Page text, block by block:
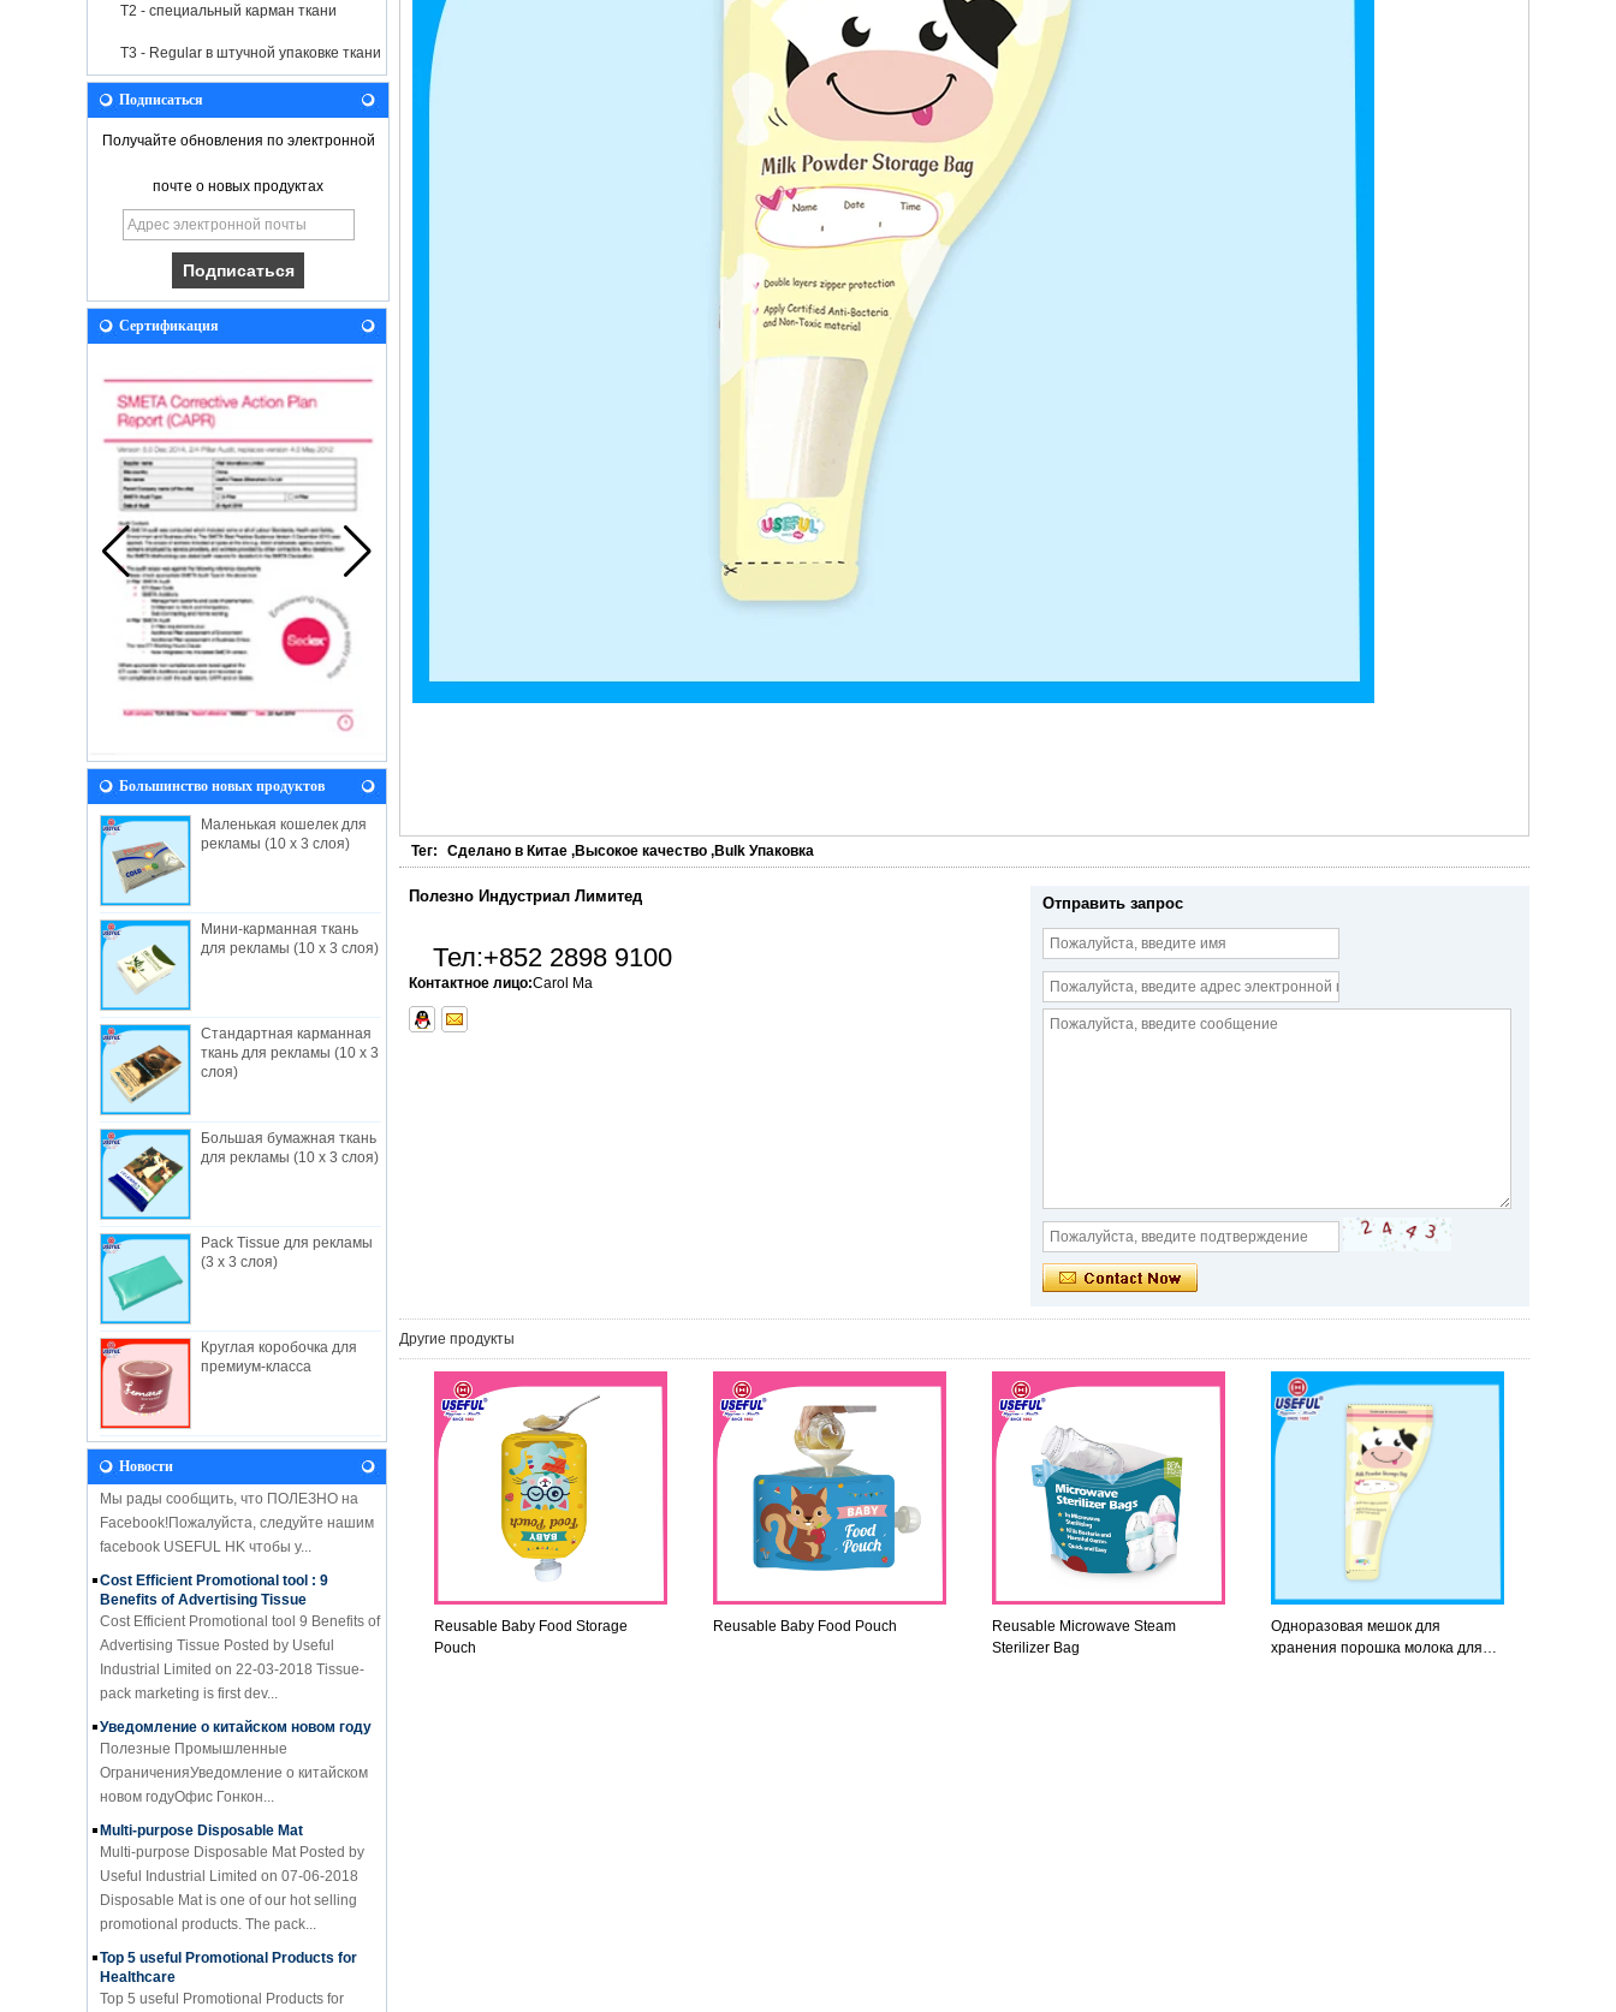
упаковке
T2 - специальный карман ткани
T3 - Regular в штучной упаковке ткани
Подписаться
Получайте обновления по электронной
почте о новых продуктах
Сертификация
Большинство новых продуктов
Маленькая кошелек для
рекламы (10 x 3 слоя)
Мини-карманная ткань
для рекламы (10 x 3 слоя)
Стандартная карманная
ткань для рекламы (10 x 3
слоя)
Большая бумажная ткань
для рекламы (10 x 3 слоя)
Pack Tissue для рекламы
(3 x 3 слоя)
Круглая коробочка для
премиум-класса
Новости
О нас
Полезные промышленные ограничения,
создан в 1982, — Гонконгский завод-
изготовитель,...
НОВОСТИ
Давайте приедем к нам во время Baby
Fair 2018! Мы будем рады видеть вас
там! Выставка прод...
Видение
В будущем полезно будет продолжать
разработку принципов и ценностей,
вытекающих ...
Полезный Facebook
Мы рады сообщить, что ПОЛЕЗНО на
Facebook!Пожалуйста, следуйте нашим
facebook USEFUL HK чтобы у...
Cost Efficient Promotional tool : 9
Benefits of Advertising Tissue
Cost Efficient Promotional tool 9 Benefits of
Advertising Tissue Posted by Useful
Industrial Limited on 22-03-2018 Tissue-
pack marketing is first dev...
Уведомление о китайском новом году
Полезные Промышленные
ОграниченияУведомление о китайском
новом годуОфис Гонкон...
Multi-purpose Disposable Mat
Multi-purpose Disposable Mat Posted by
Useful Industrial Limited on 07-06-2018
Disposable Mat is one of our hot selling
promotional products. The pack...
Top 5 useful Promotional Products for
Healthcare
Top 5 useful Promotional Products for
Healthcare Posted by Useful Industrial
Тег: Сделано в Китае ,Высокое качество ,Bulk Упаковка
Полезно Индустриал Лимитед
Тел:+852 2898 9100
Контактное лицо:Carol Ma
Отправить запрос
Другие продукты
Reusable Baby Food Storage
Pouch
Reusable Baby Food Pouch
Reusable Microwave Steam
Sterilizer Bag
Одноразовая мешок для
хранения порошка молока для